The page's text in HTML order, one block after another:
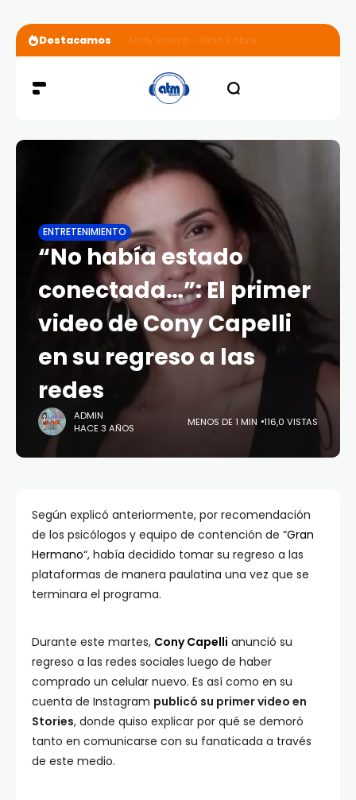
Destacamos Andy Rivera – Niño Pobre
ENTRETENIMIENTO
“No había estado
conectada…”: El primer
video de Cony Capelli
en su regreso a las
redes
ADMIN
HACE 3 AÑOS
MENOS DE 1 MIN 116,0 VISTAS
Según explicó anteriormente, por recomendación
de los psicólogos y equipo de contención de “Gran
Hermano“, había decidido tomar su regreso a las
plataformas de manera paulatina una vez que se
terminara el programa.
Durante este martes, Cony Capelli anunció su
regreso a las redes sociales luego de haber
comprado un celular nuevo. Es así como en su
cuenta de Instagram publicó su primer video en
Stories, donde quiso explicar por qué se demoró
tanto en comunicarse con su fanaticada a través
de este medio.